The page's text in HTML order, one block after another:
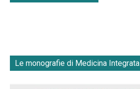
Le monografie di Medicina Integrata